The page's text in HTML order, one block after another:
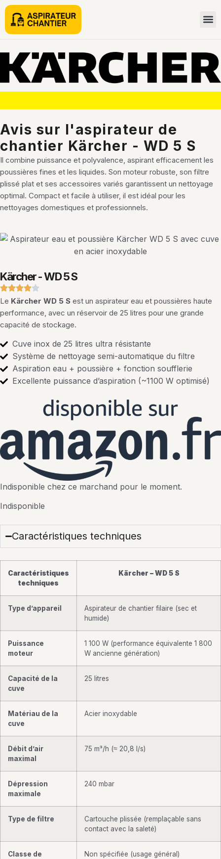
Avis sur l'aspirateur de
chantier Kärcher - WD 5 S
Il combine puissance et polyvalence, aspirant efficacement les
poussières fines et les liquides. Son moteur robuste, son filtre
plissé plat et ses accessoires variés garantissent un nettoyage
optimal. Compact et facile à utiliser, il est idéal pour les
nettoyages domestiques et professionnels.
Kärcher - WD 5 S
Le Kärcher WD 5 S est un aspirateur eau et poussières haute
performance, avec un réservoir de 25 litres pour une grande
capacité de stockage.
Cuve inox de 25 litres ultra résistante
Système de nettoyage semi-automatique du filtre
Aspiration eau + poussière + fonction soufflerie
Excellente puissance d’aspiration (~1100 W optimisé)
Indisponible chez ce marchand pour le moment.
Indisponible
Caractéristiques techniques
Caractéristiques
techniques
Kärcher – WD 5 S
Type d’appareil
Aspirateur de chantier filaire (sec et
humide)
Puissance
moteur
1 100 W (performance équivalente 1 800
W ancienne génération)
Capacité de la
cuve
25 litres
Matériau de la
cuve
Acier inoxydable
Débit d’air
maximal
75 m³/h (≈ 20,8 l/s)
Dépression
maximale
240 mbar
Type de filtre
Cartouche plissée (remplaçable sans
contact avec la saleté)
Classe de
Non spécifiée (usage général)